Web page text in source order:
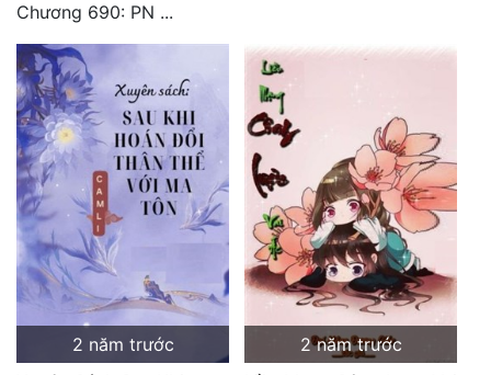
Chương 690: PN ...
2 năm trước
2 năm trước